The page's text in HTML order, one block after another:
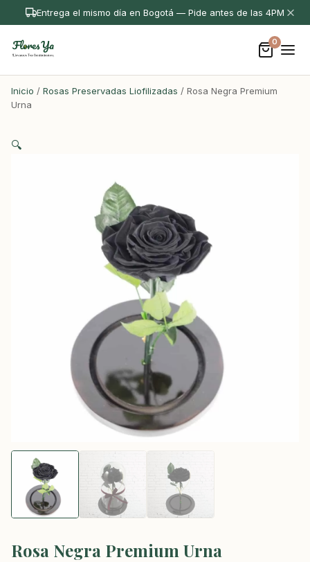
Entrega el mismo día en Bogotá — Pide antes de las 4PM
0
Inicio / Rosas Preservadas Liofilizadas / Rosa Negra Premium
Urna
🔍
Rosa Negra Premium Urna